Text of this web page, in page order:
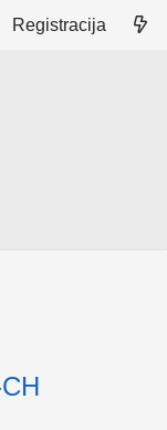
Registracija